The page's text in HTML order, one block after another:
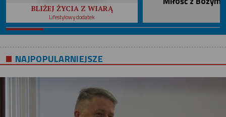
BLIŻEJ ŻYCIA Z WIARĄ
Lifestylowy dodatek
NAJPOPULARNIEJSZE